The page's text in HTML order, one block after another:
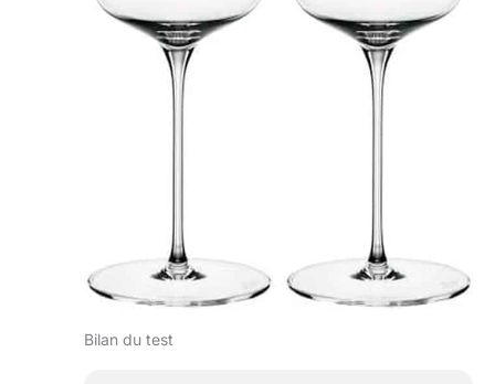
Bilan du test